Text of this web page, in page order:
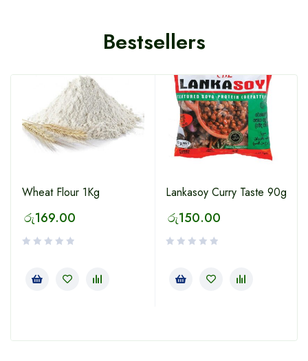
Bestsellers
Wheat Flour 1Kg
රු169.00
Lankasoy Curry Taste 90g
රු150.00